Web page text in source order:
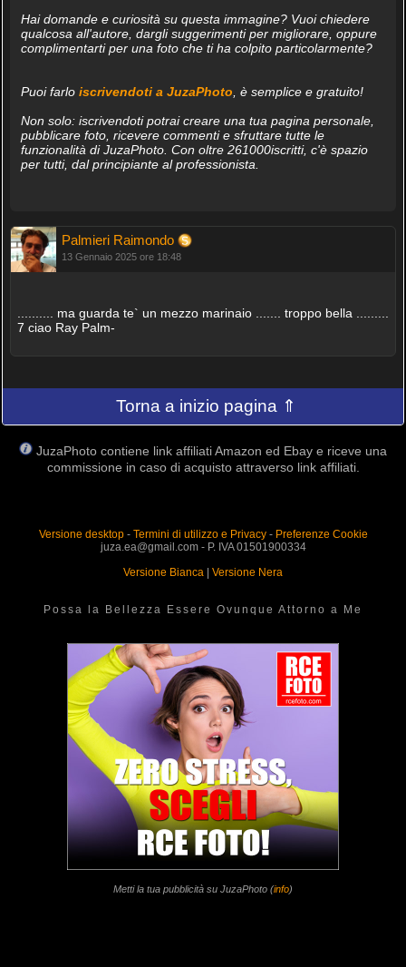
Hai domande e curiosità su questa immagine? Vuoi chiedere
qualcosa all'autore, dargli suggerimenti per migliorare, oppure
complimentarti per una foto che ti ha colpito particolarmente?
Puoi farlo iscrivendoti a JuzaPhoto , è semplice e gratuito!
Non solo: iscrivendoti potrai creare una tua pagina personale,
pubblicare foto, ricevere commenti e sfruttare tutte le
funzionalità di JuzaPhoto. Con oltre 261000iscritti, c'è spazio
per tutti, dal principiante al professionista.
Palmieri Raimondo
13 Gennaio 2025 ore 18:48
.......... ma guarda te` un mezzo marinaio ....... troppo bella .........
7 ciao Ray Palm-
Torna a inizio pagina ⇑
JuzaPhoto contiene link affiliati Amazon ed Ebay e riceve una
commissione in caso di acquisto attraverso link affiliati.
Versione desktop- Termini di utilizzo e Privacy- Preferenze Cookie
juza.ea@gmail.com - P. IVA 01501900334
Versione Bianca
Versione Nera
Possa la Bellezza Essere Ovunque Attorno a Me
Metti la tua pubblicità su JuzaPhoto (info)